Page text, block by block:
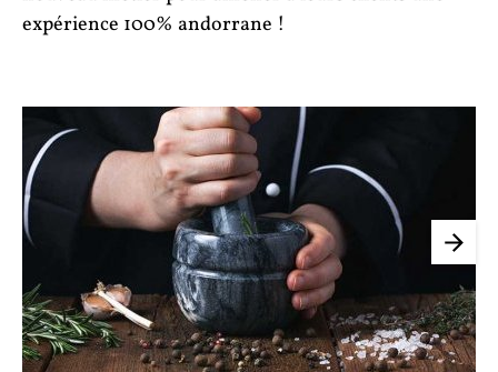
expérience 100% andorrane !